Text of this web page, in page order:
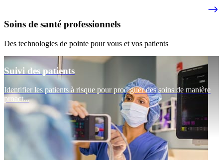
Soins de santé professionnels
Des technologies de pointe pour vous et vos patients
Suivi des patients
Identifier les patients à risque pour prodiguer des soins de manière
proact...